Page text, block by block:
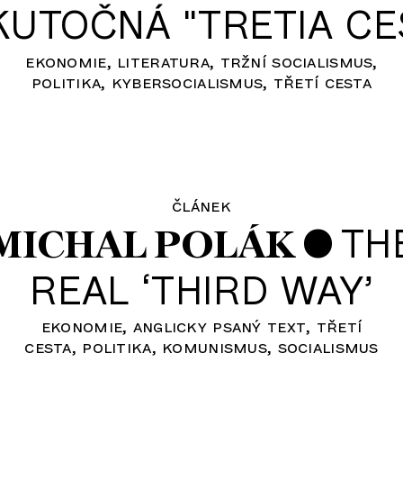
"TRETIA
ekonomie literatura tržní socialismus
politika
kybersocialismus třetí cesta
článek
POLÁK •
REAL ‘THIRD WAY’
ekonomie anglicky psaný text
třetí
cesta
politika komunismus socialismus